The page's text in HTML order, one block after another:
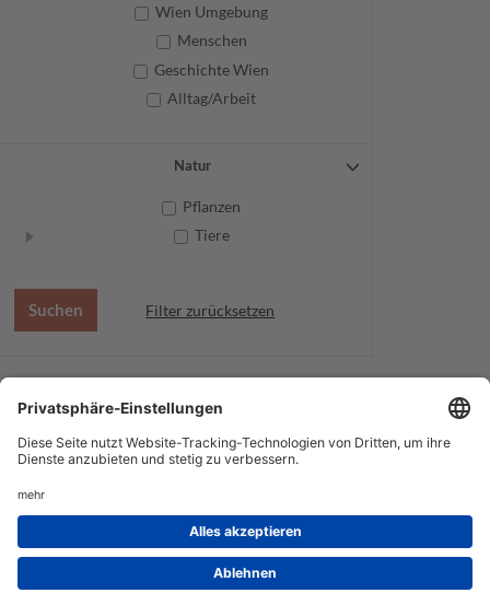
Wien Umgebung
Menschen
Geschichte Wien
Alltag/Arbeit
Natur
Pflanzen
Tiere
Filter zurücksetzen
Datenschutz
Service